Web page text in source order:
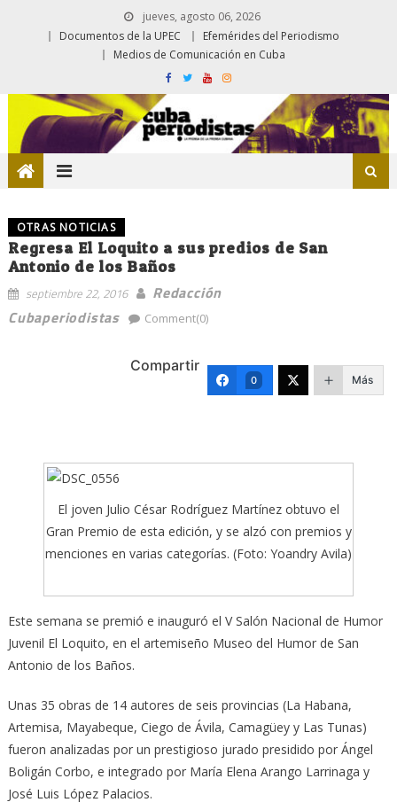
jueves, agosto 06, 2026
Documentos de la UPEC
Efemérides del Periodismo
Medios de Comunicación en Cuba
OTRAS NOTICIAS
Regresa El Loquito a sus predios de San
Antonio de los Baños
septiembre 22, 2016
Redacción
Cubaperiodistas
Comment(0)
Compartir
0 Más
El joven Julio César Rodríguez Martínez obtuvo el
Gran Premio de esta edición, y se alzó con premios y
menciones en varias categorías. (Foto: Yoandry Avila)
Este semana se premió e inauguró el V Salón Nacional de Humor
Juvenil El Loquito, en el artemiseño Museo del Humor de San
Antonio de los Baños.
Unas 35 obras de 14 autores de seis provincias (La Habana,
Artemisa, Mayabeque, Ciego de Ávila, Camagüey y Las Tunas)
fueron analizadas por un prestigioso jurado presidido por Ángel
Boligán Corbo, e integrado por María Elena Arango Larrinaga y
José Luis López Palacios.